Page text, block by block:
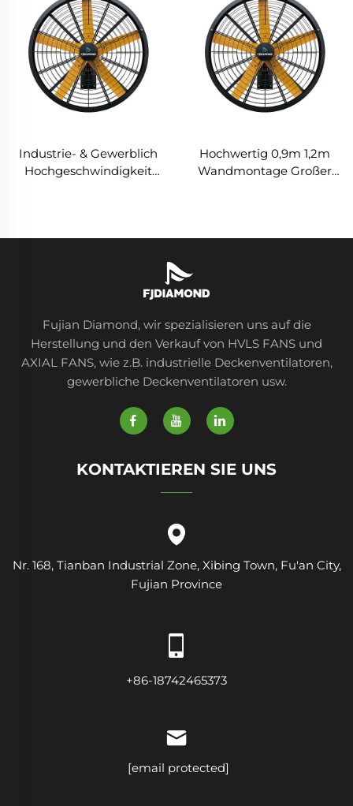
Fertigungsbetriebe
Restaurants Farmen
Hotels 220V Motor
Hotels
Industrie- & Gewerblich
Hochgeschwindigkeit
Hochwertig 0,9m 1,2m
Wandmontage Großer
Fertigungsbetriebe
Fujian Diamond, wir spezialisieren uns auf die
Herstellung und den Verkauf von HVLS FANS und
AXIAL FANS, wie z.B. industrielle Deckenventilatoren,
gewerbliche Deckenventilatoren usw.
KONTAKTIEREN SIE UNS
Nr. 168, Tianban Industrial Zone, Xibing Town, Fu'an City,
Fujian Province
+86-18742465373
[email protected]